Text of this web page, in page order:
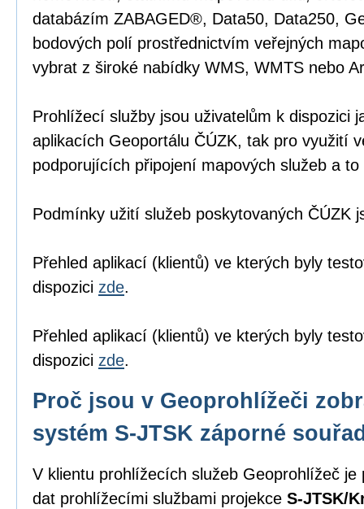
databázím ZABAGED®, Data50, Data250,
bodových polí prostřednictvím veřejných
vybrat z široké nabídky WMS, WMTS nebo
Prohlížecí služby jsou uživatelům k dispozici
aplikacích Geoportálu ČÚZK, tak pro využití
podporujících připojení mapových služeb a
Podmínky užití služeb poskytovaných ČÚZK
Přehled aplikací (klientů) ve kterých byly
dispozici zde.
Přehled aplikací (klientů) ve kterých byly
dispozici zde.
Proč jsou v Geoprohlížeči
systém S-JTSK záporné
V klientu prohlížecích služeb Geoprohlížeč je
dat prohlížecími službami projekce S-JTSK/